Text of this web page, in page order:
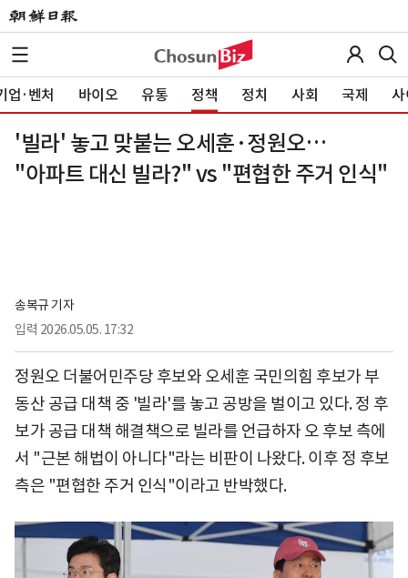
업·벤처 바이오 유통 정책 정치 사회 국제 사
'빌라' 놓고 맞붙는 오세훈·정원오…
"아파트 대신 빌라?" vs "편협한 주거 인식"
송복규 기자
입력 2026.05.05. 17:32
정원오 더불어민주당 후보와 오세훈 국민의힘 후보가 부
동산 공급 대책 중 '빌라'를 놓고 공방을 벌이고 있다. 정 후
보가 공급 대책 해결책으로 빌라를 언급하자 오 후보 측에
서 "근본 해법이 아니다"라는 비판이 나왔다. 이후 정 후보
측은 "편협한 주거 인식"이라고 반박했다.